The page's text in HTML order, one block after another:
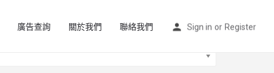
廣告查詢 關於我們 聯絡我們 Sign in or Register